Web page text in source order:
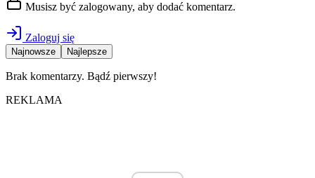
Musisz być zalogowany, aby dodać komentarz.
Zaloguj się
Najnowsze Najlepsze
Brak komentarzy. Bądź pierwszy!
REKLAMA